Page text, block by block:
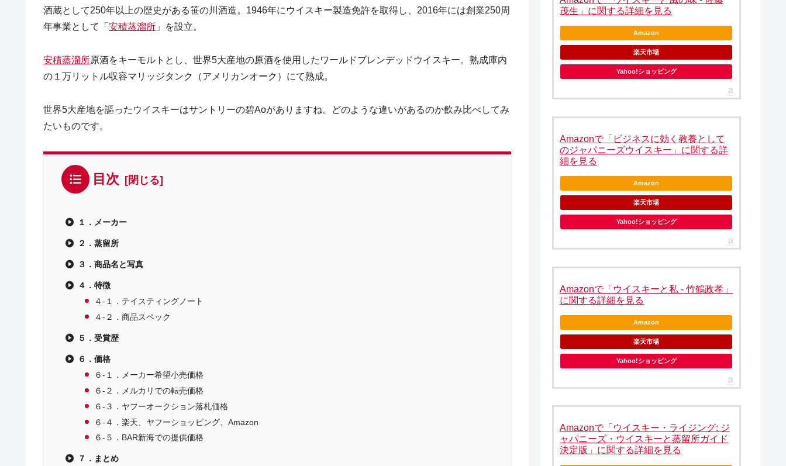
酒蔵として250年以上の歴史がある笹の川酒造。1946年にウイスキー製造免許を取得し、2016年には創業250周
年事業として「 安積蒸溜所 」を設立。
安積蒸溜所原酒をキーモルトとし、世界5大産地の原酒を使用したワールドブレンデッドウイスキー。熟成庫内
の１万リットル収容マリッジタンク（アメリカンオーク）にて熟成。
世界5大産地を謳ったウイスキーはサントリーの碧Aoがありますね。どのような違いがあるのか飲み比べしてみ
たいものです。
目次
１．メーカー
２．蒸留所
３．商品名と写真
４．特徴
４-１．テイスティングノート
４-２．商品スペック
５．受賞歴
６．価格
６-１．メーカー希望小売価格
６-２．メルカリでの転売価格
６-３．ヤフーオークション落札価格
６-４．楽天、ヤフーショッピング、Amazon
６-５．BAR新海での提供価格
７．まとめ
茂生」に関する詳細を見る
Amazon
楽天市場
Yahoo!ショッピング
Amazonで「ビジネスに効く教養として
のジャパニーズウイスキー」に関する詳
細を見る
Amazon
楽天市場
Yahoo!ショッピング
Amazonで「ウイスキーと私 - 竹鶴政孝」
に関する詳細を見る
Amazon
楽天市場
Yahoo!ショッピング
Amazonで「ウイスキー・ライジング: ジ
ャパニーズ・ウイスキーと蒸留所ガイド
決定版」に関する詳細を見る